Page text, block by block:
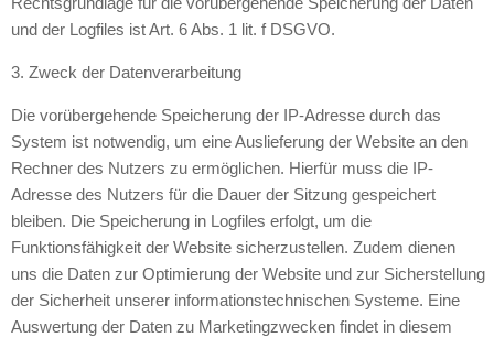
und der Logfiles ist Art. 6 Abs. 1 lit. f DSGVO.
3. Zweck der Datenverarbeitung
Die vorübergehende Speicherung der IP-Adresse durch das
System ist notwendig, um eine Auslieferung der Website an den
Rechner des Nutzers zu ermöglichen. Hierfür muss die IP-
Adresse des Nutzers für die Dauer der Sitzung gespeichert
bleiben. Die Speicherung in Logfiles erfolgt, um die
Funktionsfähigkeit der Website sicherzustellen. Zudem dienen
uns die Daten zur Optimierung der Website und zur Sicherstellung
der Sicherheit unserer informationstechnischen Systeme. Eine
Auswertung der Daten zu Marketingzwecken findet in diesem